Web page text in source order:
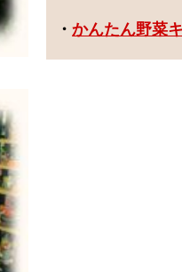
・かんたん野菜